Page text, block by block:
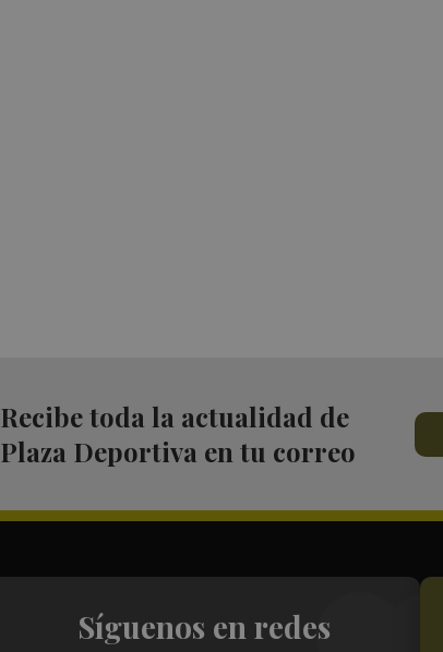
Recibe toda la actualidad de
Plaza Deportiva en tu correo
Síguenos en redes